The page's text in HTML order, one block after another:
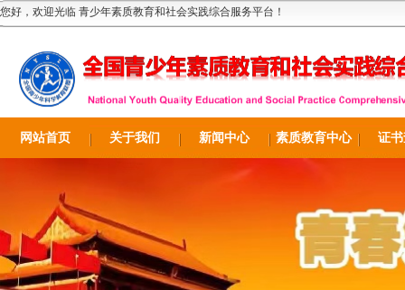
您好，欢迎光临 青少年素质教育和社会实践综合服务平台！
网站首页 关于我们 新闻中心 素质教育中心 证